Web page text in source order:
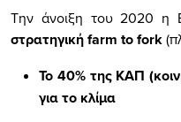
Την άνοιξη του 2020 η
στρατηγικήfarm tofork(
Το 40% της ΚΑΠ
για το κλίμα